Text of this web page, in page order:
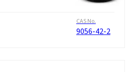
CAS No.
9056-42-2